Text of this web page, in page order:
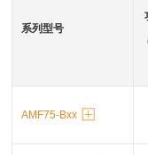
系列型号
AMF75-Bxx